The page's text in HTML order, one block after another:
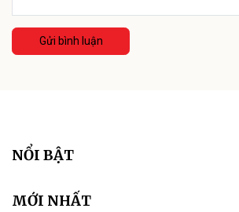
Gửi bình luận
NỔI BẬT
MỚI NHẤT